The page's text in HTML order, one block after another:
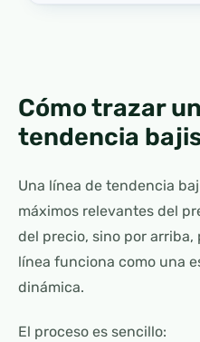
Cómo trazar
tendencia
Una línea de tendencia
máximos relevantes del
del precio, sino por arriba,
línea funciona como una
dinámica.
El proceso es sencillo: